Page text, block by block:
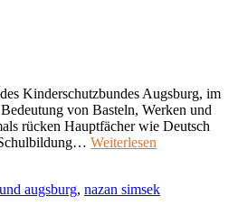
Kinderschutzbundes Augsburg, im
von Basteln, Werken und
rücken Hauptfächer wie Deutsch
Weiterlesen
augsburg, nazan simsek